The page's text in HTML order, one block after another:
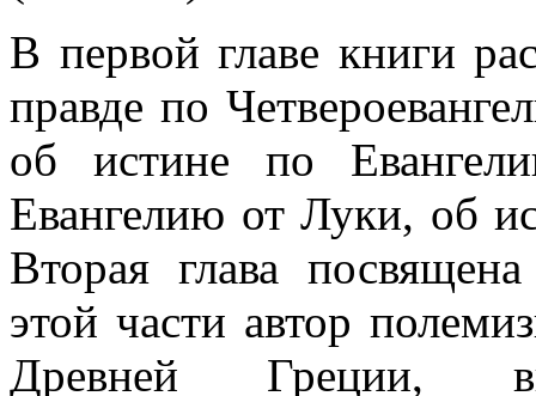
В первой главе книги
правде по
об истине по
Евангелию от Луки, об
Вторая глава
этой части автор
Древней Греции,